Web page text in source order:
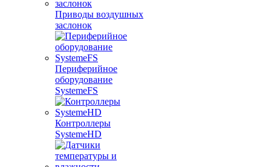
Приводы воздушных
заслонок
Периферийное
оборудование
SystemeFS
Контроллеры
SystemeHD